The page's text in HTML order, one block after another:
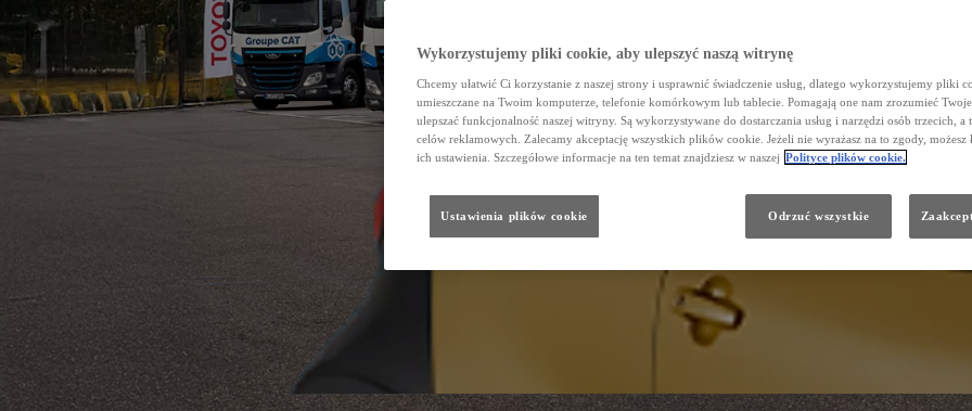
FLOTA/DOSTAWCZE
Galeria
Wykorzystujemy pliki cookie, aby ulepszyć naszą witrynę
Chcemy ułatwić Ci korzystanie z naszej strony i usprawnić świadczenie usług, dlatego wykorzystujemy pliki
umieszczane na Twoim komputerze, telefonie komórkowym lub tablecie. Pomagają one nam zrozumieć
ulepszać funkcjonalność naszej witryny. Są wykorzystywane do dostarczania usług i narzędzi osób trzecich, a
celów reklamowych. Zalecamy akceptację wszystkich plików cookie. Jeżeli nie wyrażasz na to zgody, możesz
ich ustawienia. Szczegółowe informacje na ten temat znajdziesz w naszej Polityce plików cookie.
Ustawienia plików cookie Odrzuć wszystkie